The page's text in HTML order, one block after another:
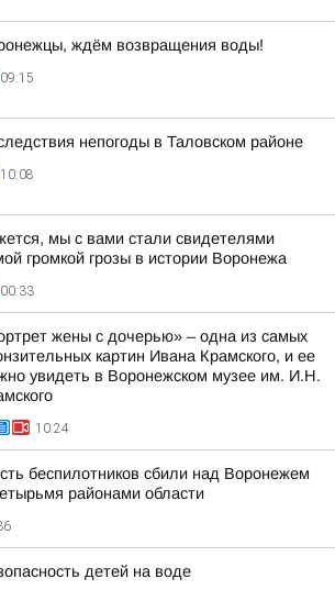
ждём возвращения воды!
09:15
непогоды в Таловском районе
10:08
мы с вами стали свидетелями
громкой грозы в истории Воронежа
00:33
жены с дочерью» – одна из самых
картин Ивана Крамского, и ее
увидеть в Воронежском музее им. И.Н.
10:24
беспилотников сбили над Воронежем
районами области
детей на воде